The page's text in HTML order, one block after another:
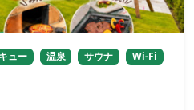
ュー 温泉 サウナ
Wi-Fi